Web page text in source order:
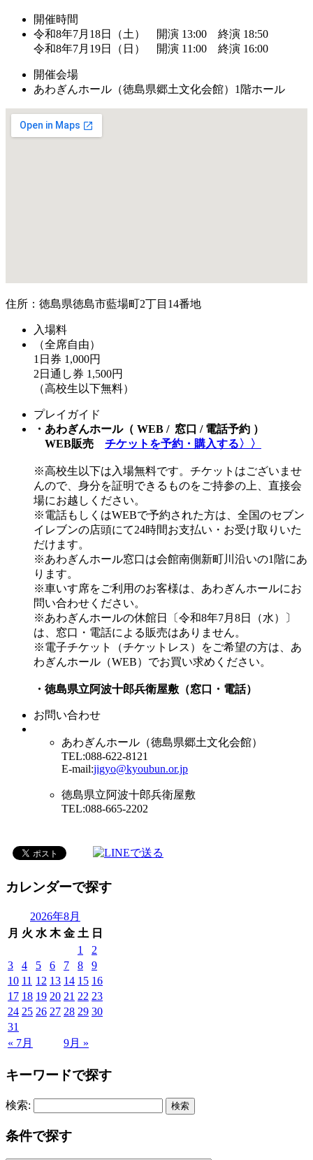
開催時間
令和8年7月18日（土） 開演 13:00 終演 18:50
令和8年7月19日（日） 開演 11:00 終演 16:00
開催会場
あわぎんホール（徳島県郷土文化会館）1階ホール
住所：徳島県徳島市藍場町2丁目14番地
入場料
（全席自由）
1日券 1,000円
2日通し券 1,500円
（高校生以下無料）
プレイガイド
・あわぎんホール（ WEB / 窓口 / 電話予約 ）
WEB販売 チケットを予約・購入する〉〉
※高校生以下は入場無料です。チケットはございませ
んので、身分を証明できるものをご持参の上、直接会
場にお越しください。
※電話もしくはWEBで予約された方は、全国のセブン
イレブンの店頭にて24時間お支払い・お受け取りいた
だけます。
※あわぎんホール窓口は会館南側新町川沿いの1階にあ
ります。
※車いす席をご利用のお客様は、あわぎんホールにお
問い合わせください。
※あわぎんホールの休館日〔令和8年7月8日（水）〕
は、窓口・電話による販売はありません。
※電子チケット（チケットレス）をご希望の方は、あ
わぎんホール（WEB）でお買い求めください。
・徳島県立阿波十郎兵衛屋敷（窓口・電話）
お問い合わせ
あわぎんホール（徳島県郷土文化会館）
TEL:088-622-8121
E-mail:jigyo@kyoubun.or.jp
徳島県立阿波十郎兵衛屋敷
TEL:088-665-2202
カレンダーで探す
2026年8月
月 火 水 木 金 土 日
« 7月 9月 »
1
2
3
4 5 6 7 8
9
10 11 12 13 14 15 16
17 18 19 20 21 22 23
24 25 26 27 28 29 30
31
キーワードで探す
検索:
条件で探す